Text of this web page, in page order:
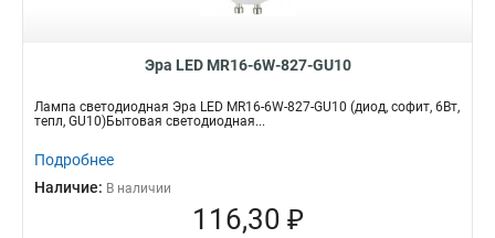
Эра LED MR16-6W-827-GU10
Лампа светодиодная Эра LED MR16-6W-827-GU10 (диод, софит, 6Вт,
тепл, GU10)Бытовая светодиодная...
Подробнее
Наличие: В наличии
116,30 ₽